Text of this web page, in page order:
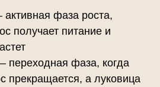
фаза роста,
получает питание и
переходная фаза, когда
прекращается, а луковица